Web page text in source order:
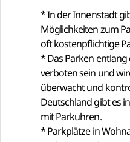
* In der Innenstadt
Möglichkeiten zum
oft kostenpflichtige
* Das Parken
verboten sein und
überwacht und
Deutschland gibt es
mit Parkuhren.
* Parkplätze in